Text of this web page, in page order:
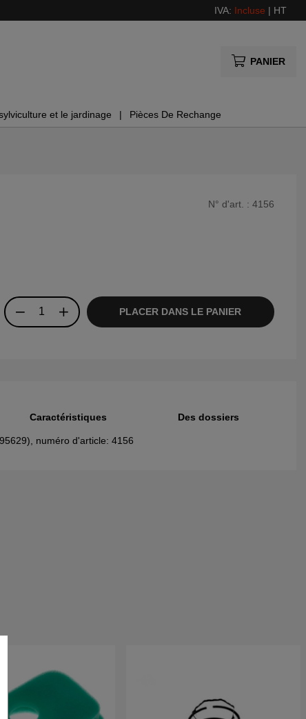
IVA: Incluse | HT
PANIER
et le jardinage Pièces De Rechange
N° d'art. : 4156
PLACER DANS LE PANIER
numéro d'article: 4156
Caractéristiques Des dossiers